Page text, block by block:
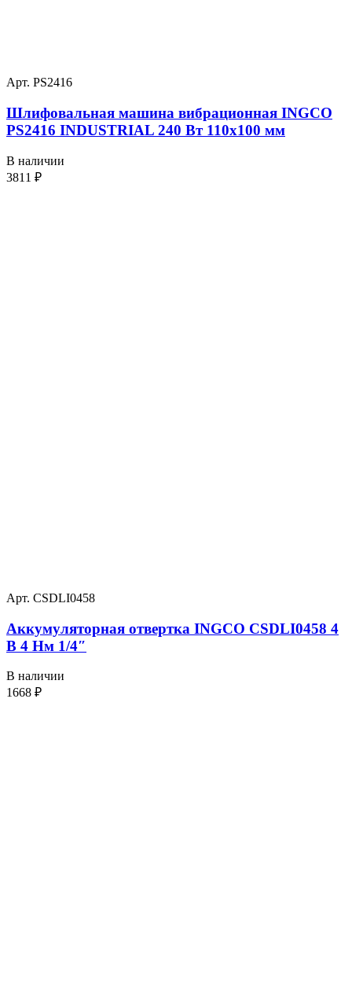
Арт. PS2416
Шлифовальная машина вибрационная INGCO
PS2416 INDUSTRIAL 240 Вт 110х100 мм
В наличии
3811 ₽
Арт. CSDLI0458
Аккумуляторная отвертка INGCO CSDLI0458 4
В 4 Нм 1/4″
В наличии
1668 ₽